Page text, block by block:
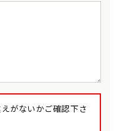
がないかご確認下さ